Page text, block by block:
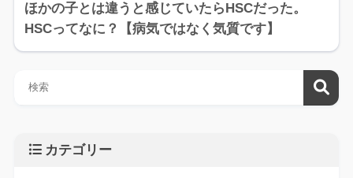
ほかの子とは違うと感じていたらHSCだった。
HSCってなに？【病気ではなく気質です】
カテゴリー